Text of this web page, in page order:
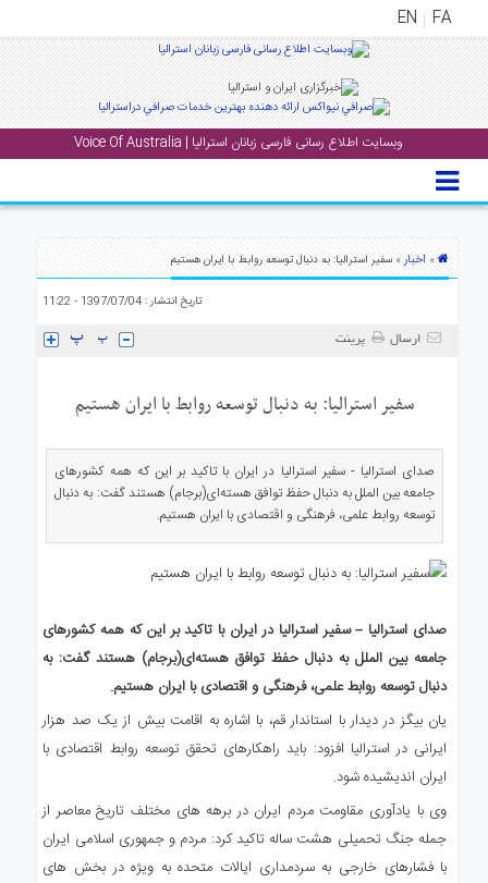
FA
EN
وبسایت اطلاع رسانی فارسی زبانان استرالیا | Voice Of Australia
منوی
اصلی
» اخبار» سفیر استرالیا: به دنبال توسعه روابط با ایران هستیم
تاریخ انتشار : 1397/07/04 - 11:22
ارسال پرینت
سفیر استرالیا: به دنبال توسعه روابط با ایران هستیم
صدای استرالیا - سفیر استرالیا در ایران با تاکید بر این که همه کشورهای
جامعه بین الملل به دنبال حفظ توافق هسته‌ای(برجام) هستند گفت: به دنبال
توسعه روابط علمی، فرهنگی و اقتصادی با ایران هستیم.
صدای استرالیا – سفیر استرالیا در ایران با تاکید بر این که همه کشورهای
جامعه بین الملل به دنبال حفظ توافق هسته‌ای(برجام) هستند گفت: به
دنبال توسعه روابط علمی، فرهنگی و اقتصادی با ایران هستیم.
یان بیگز در دیدار با استاندار قم، با اشاره به اقامت بیش از یک صد هزار
ایرانی در استرالیا افزود: باید راهکارهای تحقق توسعه روابط اقتصادی با
ایران اندیشیده شود.
وی با یادآوری مقاومت مردم ایران در برهه های مختلف تاریخ معاصر از
جمله جنگ تحمیلی هشت ساله تاکید کرد: مردم و جمهوری اسلامی ایران
با فشارهای خارجی به سردمداری ایالات متحده به ویژه در بخش های